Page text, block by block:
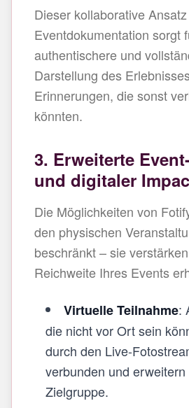
Dieser kollaborative
Eventdokumentation sorgt
authentischere und
Darstellung des
Erinnerungen, die sonst
könnten.
3. Erweiterte
und digitaler
Die Möglichkeiten von
den physischen
beschränkt – sie
Reichweite Ihres Events
Virtuelle Teilnahme:
die nicht vor Ort sein
durch den Live-
verbunden und
Zielgruppe.